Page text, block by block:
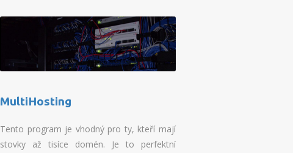
MultiHosting
Tento program je vhodný pro ty, kteří mají
stovky až tisíce domén. Je to perfektní